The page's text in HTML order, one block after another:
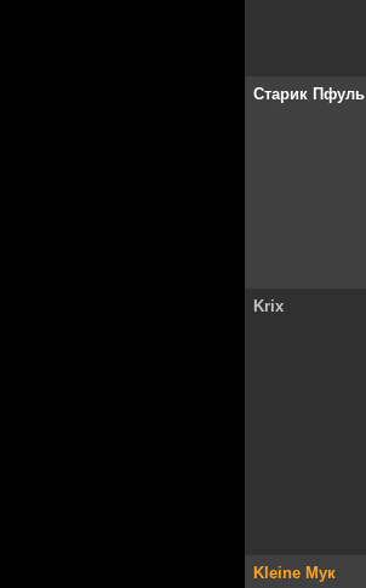
Старик Пфуль
Krix
Kleine Мук